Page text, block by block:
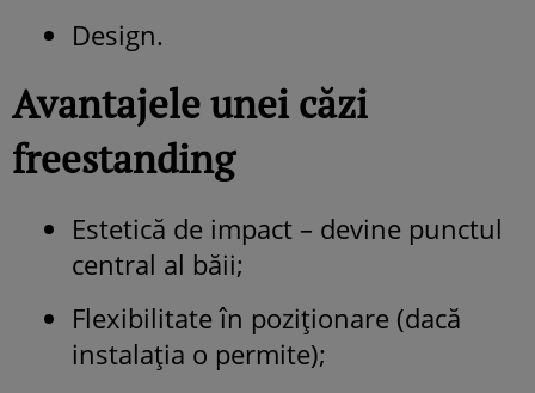
Design.
Avantajele unei căzi
freestanding
Estetică de impact – devine punctul
central al băii;
Flexibilitate în poziționare (dacă
instalația o permite);